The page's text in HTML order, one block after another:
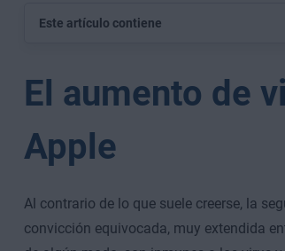
Este artículo contiene
El aumento de
Apple
Al contrario de lo que suele creerse, la
convicción equivocada, muy extendida